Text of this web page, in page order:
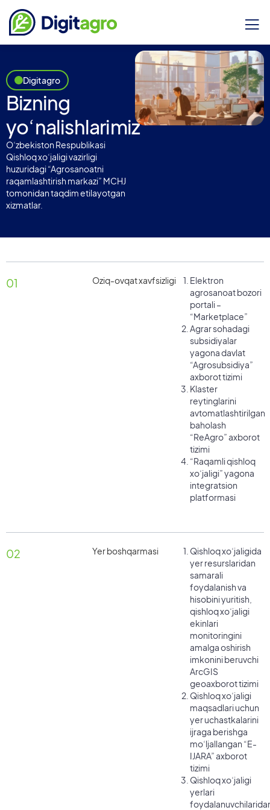
Digitagro
Bizning
yoʻnalishlarimiz
Oʻzbekiston Respublikasi
Qishloq xoʻjaligi vazirligi
huzuridagi “Agrosanoatni
raqamlashtirish markazi” MCHJ
tomonidan taqdim etilayotgan
xizmatlar.
01 Oziq-ovqat xavfsizligi
Elektron
agrosanoat bozori
portali –
“Marketplace”
Agrar sohadagi
subsidiyalar
yagona davlat
“Agrosubsidiya”
axborot tizimi
Klaster
reytinglarini
avtomatlashtirilgan
baholash
“ReAgro” axborot
tizimi
“Raqamli qishloq
xoʻjaligi” yagona
integratsion
platformasi
02 Yer boshqarmasi
Qishloq xoʻjaligida
yer resurslaridan
samarali
foydalanish va
hisobini yuritish,
qishloq xoʻjaligi
ekinlari
monitoringini
amalga oshirish
imkonini beruvchi
ArcGIS
geoaxborot tizimi
Qishloq xoʻjaligi
maqsadlari uchun
yer uchastkalarini
ijraga berishga
moʻljallangan “E-
IJARA” axborot
tizimi
Qishloq xoʻjaligi
yerlari